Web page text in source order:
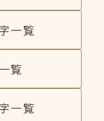
一覧
覧
一覧